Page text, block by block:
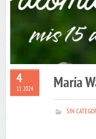
4
11 2024 María
SIN